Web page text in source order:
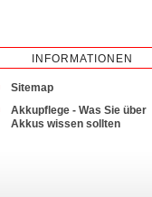
INFORMATIONEN
Sitemap
Akkupflege - Was Sie über
Akkus wissen sollten